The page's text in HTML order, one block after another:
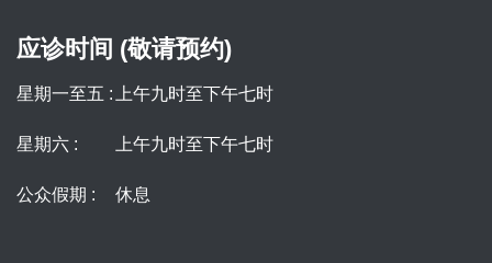
应诊时间 (敬请预约)
星期一至五 : 上午九时至下午七时
星期六 : 上午九时至下午七时
公众假期 : 休息